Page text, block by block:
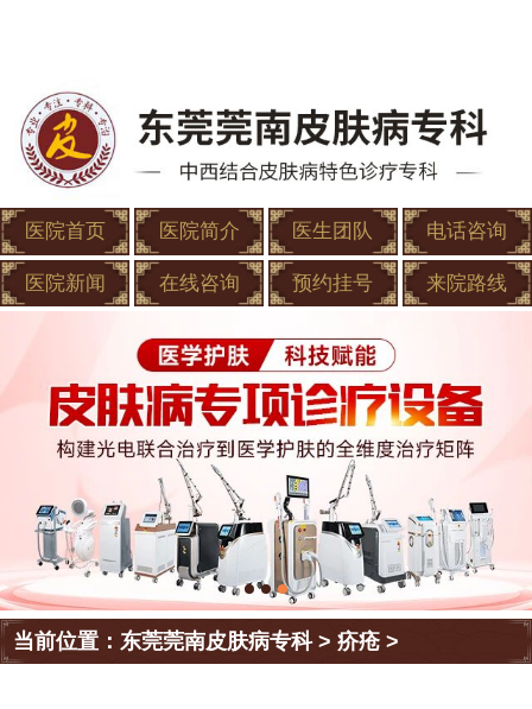
医院首页 医院简介 医生团队 电话咨询
医院新闻 在线咨询 预约挂号 来院路线
当前位置：东莞莞南皮肤病专科>疥疮 >